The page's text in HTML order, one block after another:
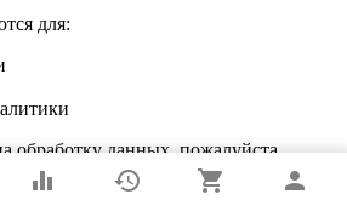
equalizer history shopping_cart person
для:
обработку данных, пожалуйста,